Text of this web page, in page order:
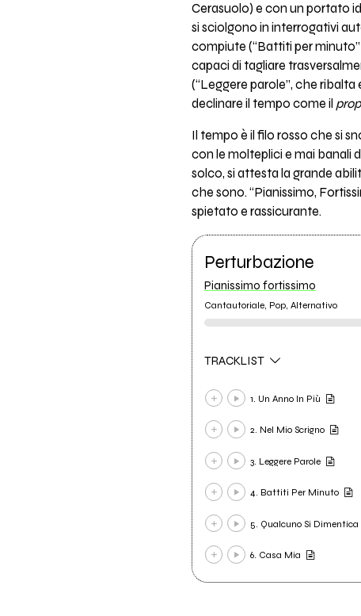
Cerasuolo) e con un portato
si sciolgono in interrogativi
compiute (“Battiti per
capaci di tagliare
(“Leggere parole”, che ribalta
declinare il tempo come il
Il tempo è il filo rosso che si
con le molteplici e mai banali
solco, si attesta la grande
che sono. “Pianissimo,
spietato e rassicurante.
Perturbazione
Pianissimo fortissimo
Cantautoriale, Pop, Alternativo
TRACKLIST
1. Un Anno In Più
2. Nel Mio Scrigno
3. Leggere Parole
4. Battiti Per Minuto
5. Qualcuno Si Dimentica
6. Casa Mia